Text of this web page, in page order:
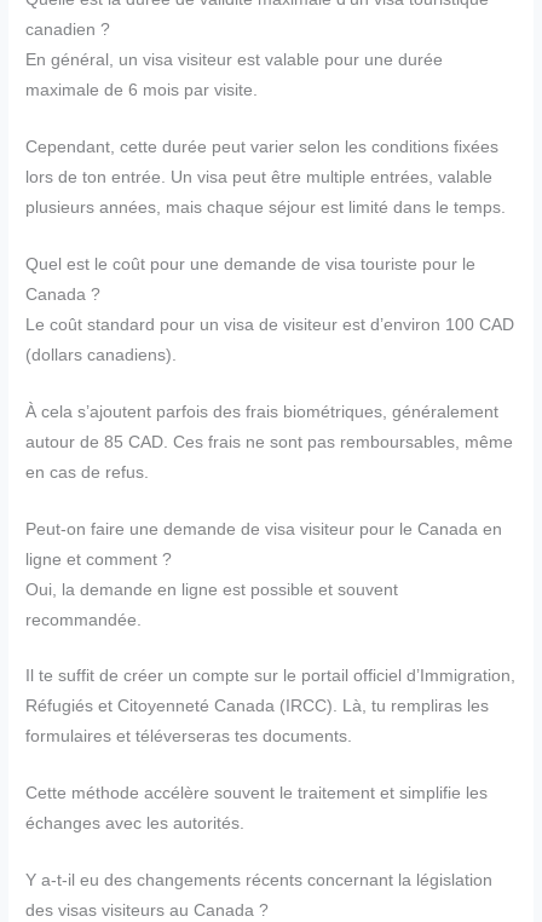
canadien ?
En général, un visa visiteur est valable pour une durée
maximale de 6 mois par visite.
Cependant, cette durée peut varier selon les conditions fixées
lors de ton entrée. Un visa peut être multiple entrées, valable
plusieurs années, mais chaque séjour est limité dans le temps.
Quel est le coût pour une demande de visa touriste pour le
Canada ?
Le coût standard pour un visa de visiteur est d’environ 100 CAD
(dollars canadiens).
À cela s’ajoutent parfois des frais biométriques, généralement
autour de 85 CAD. Ces frais ne sont pas remboursables, même
en cas de refus.
Peut-on faire une demande de visa visiteur pour le Canada en
ligne et comment ?
Oui, la demande en ligne est possible et souvent
recommandée.
Il te suffit de créer un compte sur le portail officiel d’Immigration,
Réfugiés et Citoyenneté Canada (IRCC). Là, tu rempliras les
formulaires et téléverseras tes documents.
Cette méthode accélère souvent le traitement et simplifie les
échanges avec les autorités.
Y a-t-il eu des changements récents concernant la législation
des visas visiteurs au Canada ?